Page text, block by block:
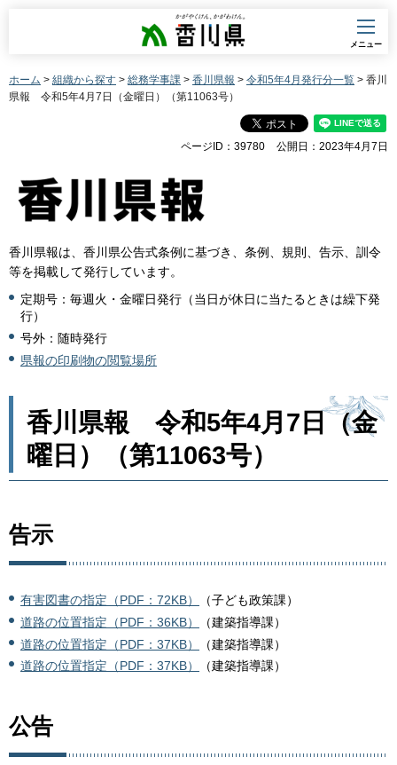
香川県
メニュー
ホーム > 組織から探す > 総務学事課 > 香川県報 > 令和5年4月発行分一覧 > 香川
県報 令和5年4月7日（金曜日）（第11063号）
ページID：39780 公開日：2023年4月7日
香川県報は、香川県公告式条例に基づき、条例、規則、告示、訓令
等を掲載して発行しています。
定期号：毎週火・金曜日発行（当日が休日に当たるときは繰下発
行）
号外：随時発行
県報の印刷物の閲覧場所
香川県報 令和5年4月7日（金
曜日）（第11063号）
告示
有害図書の指定（PDF：72KB）
（子ども政策課）
道路の位置指定（PDF：36KB）
（建築指導課）
道路の位置指定（PDF：37KB）
（建築指導課）
道路の位置指定（PDF：37KB）
（建築指導課）
公告